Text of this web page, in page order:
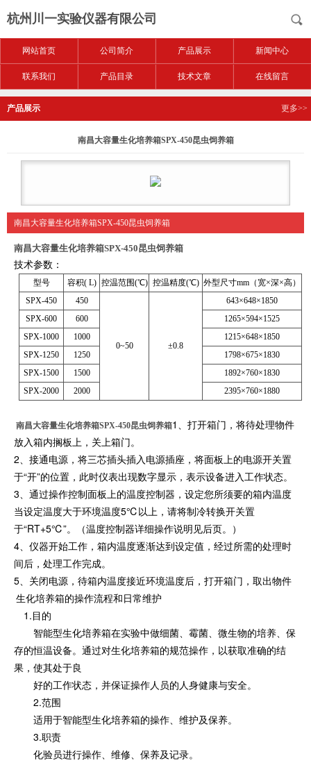
杭州川一实验仪器有限公司
网站首页 公司简介 产品展示 新闻中心
联系我们 产品目录 技术文章 在线留言
产品展示 更多>>
南昌大容量生化培养箱SPX-450昆虫饲养箱
南昌大容量生化培养箱SPX-450昆虫饲养箱
南昌大容量生化培养箱SPX-450昆虫饲养箱
技术参数：
型号 容积( L) 控温范围(℃) 控温精度(℃) 外型尺寸mm（宽×深×高）
SPX-450
450
0~50 ±0.8
643×648×1850
SPX-600
600
1265×594×1525
SPX-1000
1000
1215×648×1850
SPX-1250
1250
1798×675×1830
SPX-1500
1500
1892×760×1830
SPX-2000
2000 2395×760×1880
南昌大容量生化培养箱SPX-450昆虫饲养箱1、打开箱门，将待处理物件
放入箱内搁板上，关上箱门。
2、接通电源，将三芯插头插入电源插座，将面板上的电源开关置
于“开”的位置，此时仪表出现数字显示，表示设备进入工作状态。
3、通过操作控制面板上的温度控制器，设定您所须要的箱内温度
当设定温度大于环境温度5℃以上，请将制冷转换开关置
于“RT+5℃”。（温度控制器详细操作说明见后页。）
4、仪器开始工作，箱内温度逐渐达到设定值，经过所需的处理时
间后，处理工作完成。
5、关闭电源，待箱内温度接近环境温度后，打开箱门，取出物件
生化培养箱的操作流程和日常维护
1.目的
智能型生化培养箱在实验中做细菌、霉菌、微生物的培养、保
存的恒温设备。通过对生化培养箱的规范操作，以获取准确的结
果，使其处于良
好的工作状态，并保证操作人员的人身健康与安全。
2.范围
适用于智能型生化培养箱的操作、维护及保养。
3.职责
化验员进行操作、维修、保养及记录。